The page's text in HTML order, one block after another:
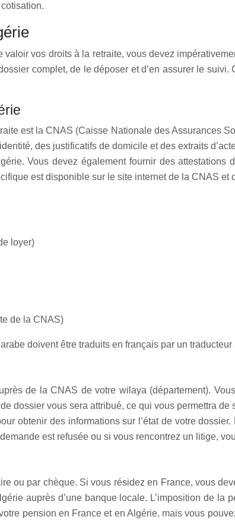
vos droits à la retraite, vous devez
complet, de le déposer et d’en assurer le
est la CNAS (Caisse Nationale des Assurances
des justificatifs de domicile et des extraits
Vous devez également fournir des
est disponible sur le site internet de la CNAS et
loyer)
de la CNAS)
doivent être traduits en français par un traducteur
de la CNAS de votre wilaya (département).
dossier vous sera attribué, ce qui vous permettra
obtenir des informations sur l’état de votre
est refusée ou si vous rencontrez un litige,
ou par chèque. Si vous résidez en France, vous
auprès d’une banque locale. L’imposition de
pension en France et en Algérie, mais vous